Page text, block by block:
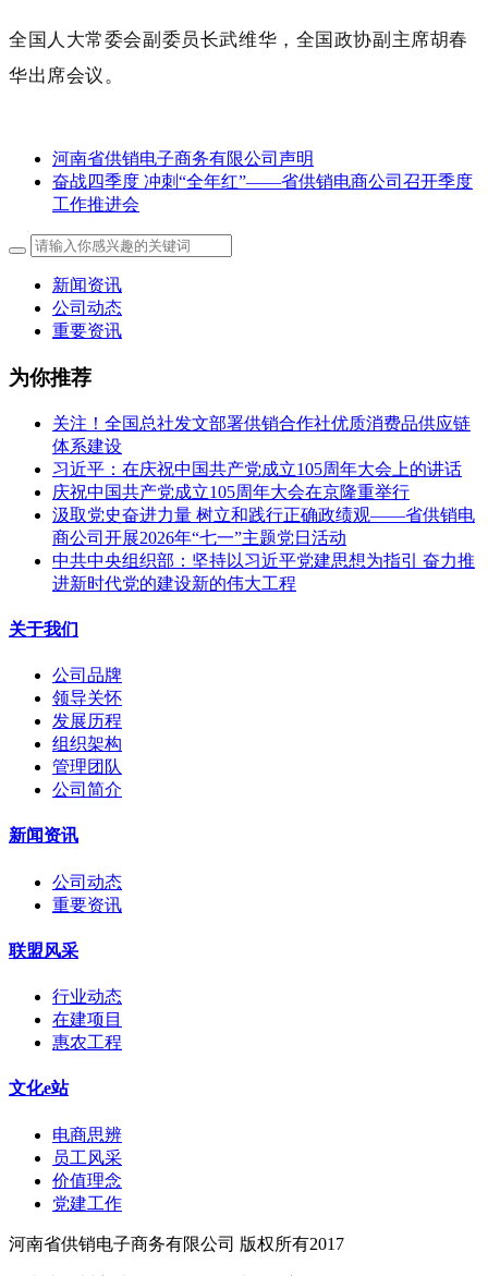
全国人大常委会副委员长武维华，全国政协副主席胡春
华出席会议。
河南省供销电子商务有限公司声明
奋战四季度 冲刺“全年红”——省供销电商公司召开季度
工作推进会
新闻资讯
公司动态
重要资讯
为你推荐
关注！全国总社发文部署供销合作社优质消费品供应链
体系建设
习近平：在庆祝中国共产党成立105周年大会上的讲话
庆祝中国共产党成立105周年大会在京隆重举行
汲取党史奋进力量 树立和践行正确政绩观——省供销电
商公司开展2026年“七一”主题党日活动
中共中央组织部：坚持以习近平党建思想为指引 奋力推
进新时代党的建设新的伟大工程
关于我们
公司品牌
领导关怀
发展历程
组织架构
管理团队
公司简介
新闻资讯
公司动态
重要资讯
联盟风采
行业动态
在建项目
惠农工程
文化e站
电商思辨
员工风采
价值理念
党建工作
河南省供销电子商务有限公司 版权所有2017